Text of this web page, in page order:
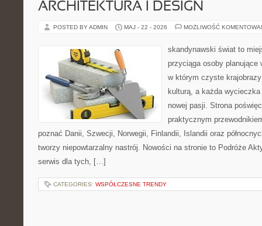
ARCHITEKTURA I DESIGN
POSTED BY ADMIN MAJ - 22 - 2026 MOŻLIWOŚĆ
skandynawski świat to
przyciąga osoby planujące
w którym czyste
kulturą, a każda
nowej pasji. Strona
praktycznym
poznać Danii, Szwecji, Norwegii, Finlandii, Islandii oraz
tworzy niepowtarzalny nastrój. Nowości na stronie to Podróże
serwis dla tych, […]
CATEGORIES: WSPÓŁCZESNE TRENDY